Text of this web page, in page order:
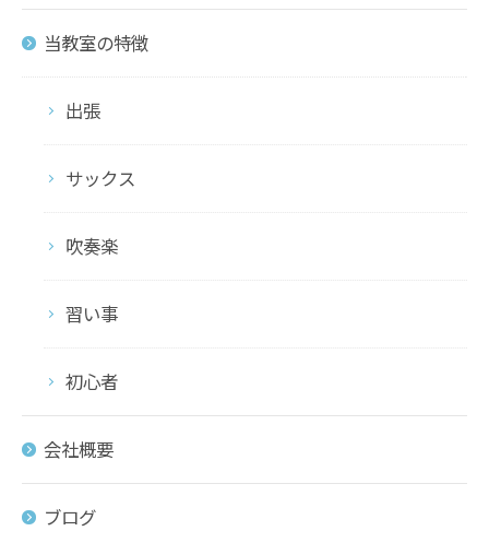
当教室の特徴
出張
サックス
吹奏楽
習い事
初心者
会社概要
ブログ